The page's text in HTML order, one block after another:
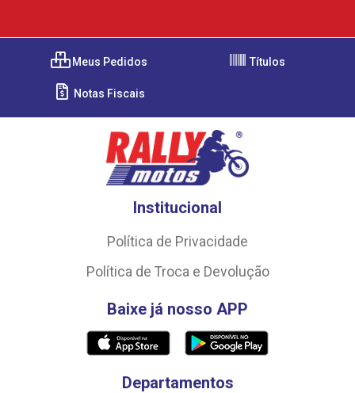
Meus Pedidos Títulos
Notas Fiscais
Institucional
Política de Privacidade
Política de Troca e Devolução
Baixe já nosso APP
Departamentos